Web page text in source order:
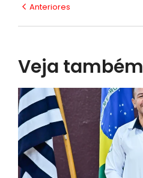
Anteriores
Veja também